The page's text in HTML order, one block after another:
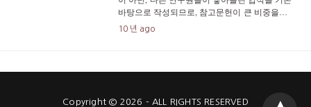
바탕으로 작성되므로, 참고문헌이 큰 비중을…
10 년 ago
Copyright © 2026 - ALL RIGHTS RESERVED